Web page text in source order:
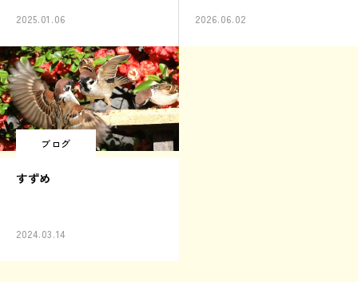
2025.01.06 2026.06.02
ブログ
すずめ
2024.03.14